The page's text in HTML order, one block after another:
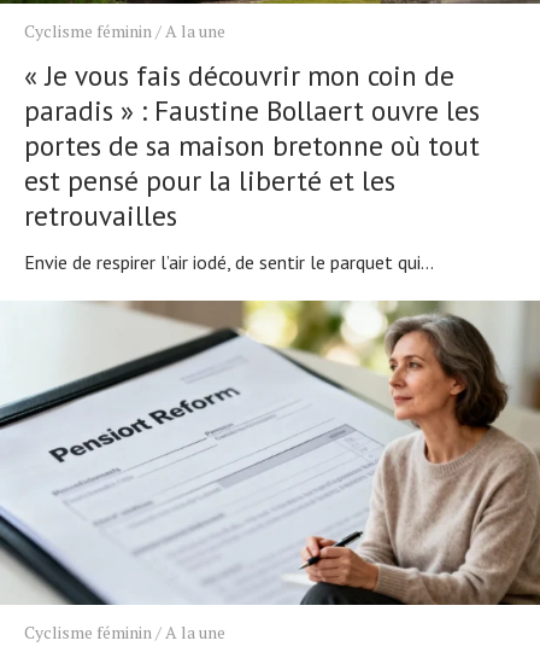
Cyclisme féminin/A la une
« Je vous fais découvrir mon coin de
paradis » : Faustine Bollaert ouvre les
portes de sa maison bretonne où tout
est pensé pour la liberté et les
retrouvailles
Envie de respirer l’air iodé, de sentir le parquet qui...
Cyclisme féminin/A la une